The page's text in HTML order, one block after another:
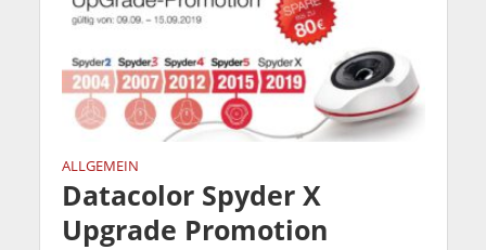
ALLGEMEIN
Datacolor Spyder X
Upgrade Promotion